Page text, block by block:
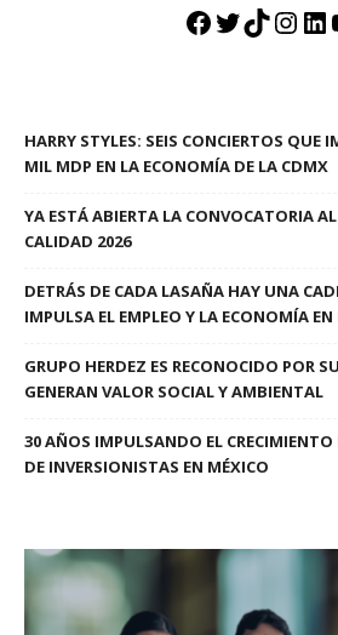
Facebook
Twitter
TikTok
HARRY STYLES: SEIS CONCIERTOS QUE
MIL MDP EN LA ECONOMÍA DE LA CDMX
YA ESTÁ ABIERTA LA CONVOCATORIA
CALIDAD 2026
DETRÁS DE CADA LASAÑA HAY UNA
IMPULSA EL EMPLEO Y LA ECONOMÍA EN
GRUPO HERDEZ ES RECONOCIDO POR
GENERAN VALOR SOCIAL Y AMBIENTAL
30 AÑOS IMPULSANDO EL CRECIMIENTO
DE INVERSIONISTAS EN MÉXICO